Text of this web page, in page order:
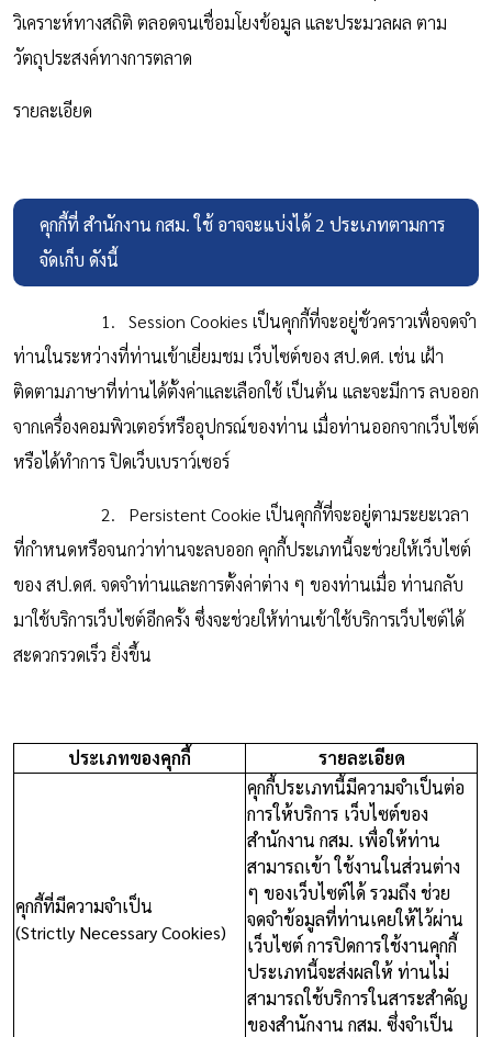
วิเคราะห์ทางสถิติ ตลอดจนเชื่อมโยงข้อมูล และประมวลผล ตาม
วัตถุประสงค์ทางการตลาด
รายละเอียด
คุกกี้ที่ สำนักงาน กสม. ใช้ อาจจะแบ่งได้ 2 ประเภทตามการ
จัดเก็บ ดังนี้
1. Session Cookies เป็นคุกกี้ที่จะอยู่ชั่วคราวเพื่อจดจำ
ท่านในระหว่างที่ท่านเข้าเยี่ยมชม เว็บไซต์ของ สป.ดศ. เช่น เฝ้า
ติดตามภาษาที่ท่านได้ตั้งค่าและเลือกใช้ เป็นต้น และจะมีการ ลบออก
จากเครื่องคอมพิวเตอร์หรืออุปกรณ์ของท่าน เมื่อท่านออกจากเว็บไซต์
หรือได้ทำการ ปิดเว็บเบราว์เซอร์
2. Persistent Cookie เป็นคุกกี้ที่จะอยู่ตามระยะเวลา
ที่กำหนดหรือจนกว่าท่านจะลบออก คุกกี้ประเภทนี้จะช่วยให้เว็บไซต์
ของ สป.ดศ. จดจำท่านและการตั้งค่าต่าง ๆ ของท่านเมื่อ ท่านกลับ
มาใช้บริการเว็บไซต์อีกครั้ง ซึ่งจะช่วยให้ท่านเข้าใช้บริการเว็บไซต์ได้
สะดวกรวดเร็ว ยิ่งขึ้น
ประเภทของคุกกี้ รายละเอียด
คุกกี้ที่มีความจำเป็น
(Strictly Necessary Cookies)
คุกกี้ประเภทนี้มีความจำเป็นต่อ
การให้บริการ เว็บไซต์ของ
สำนักงาน กสม. เพื่อให้ท่าน
สามารถเข้า ใช้งานในส่วนต่าง
ๆ ของเว็บไซต์ได้ รวมถึง ช่วย
จดจำข้อมูลที่ท่านเคยให้ไว้ผ่าน
เว็บไซต์ การปิดการใช้งานคุกกี้
ประเภทนี้จะส่งผลให้ ท่านไม่
สามารถใช้บริการในสาระสำคัญ
ของสำนักงาน กสม. ซึ่งจำเป็น